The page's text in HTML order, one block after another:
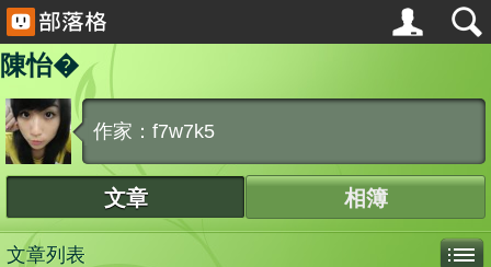
陳怡�
作家：f7w7k5
文章 相簿
文章列表